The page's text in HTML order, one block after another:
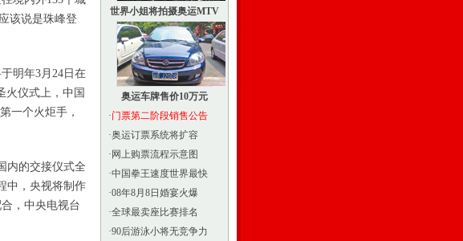
该说是珠峰登
明年3月24日在
火仪式上，中国
一个火炬手，
内的交接仪式全
中，央视将制作
，中央电视台
世界小姐将拍摄奥运MTV
奥运车牌售价10万元
·门票第二阶段销售公告
·奥运订票系统将扩容
· 网上购票流程示意图
·中国拳王速度世界最快
·08年8月8日婚宴火爆
·全球最卖座比赛排名
·90后游泳小将无竞争力